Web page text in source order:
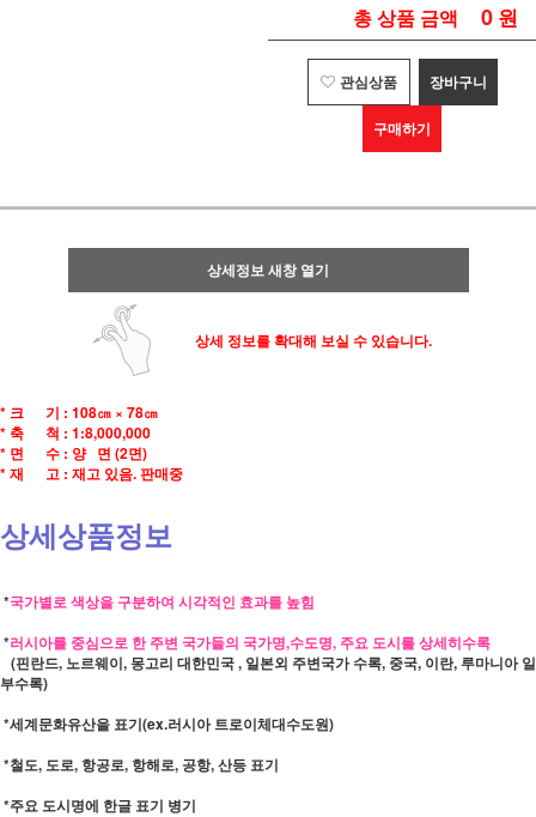
총 상품 금액 0 원
관심상품 장바구니
구매하기
상세정보 새창 열기
상세 정보를 확대해 보실 수 있습니다.
* 크 기 : 108㎝ × 78㎝
* 축 척 : 1:8,000,000
* 면 수 : 양 면 (2면)
* 재 고 : 재고 있음. 판매중
상세상품정보
*국가별로 색상을 구분하여 시각적인 효과를 높힘
*러시아를 중심으로 한 주변 국가들의 국가명,수도명, 주요 도시를 상세히수록
(핀란드, 노르웨이, 몽고리 대한민국 , 일본외 주변국가 수록, 중국, 이란, 루마니아 일
부수록)
*세계문화유산을 표기(ex.러시아 트로이체대수도원)
*철도, 도로, 항공로, 항해로, 공항, 산등 표기
*주요 도시명에 한글 표기 병기